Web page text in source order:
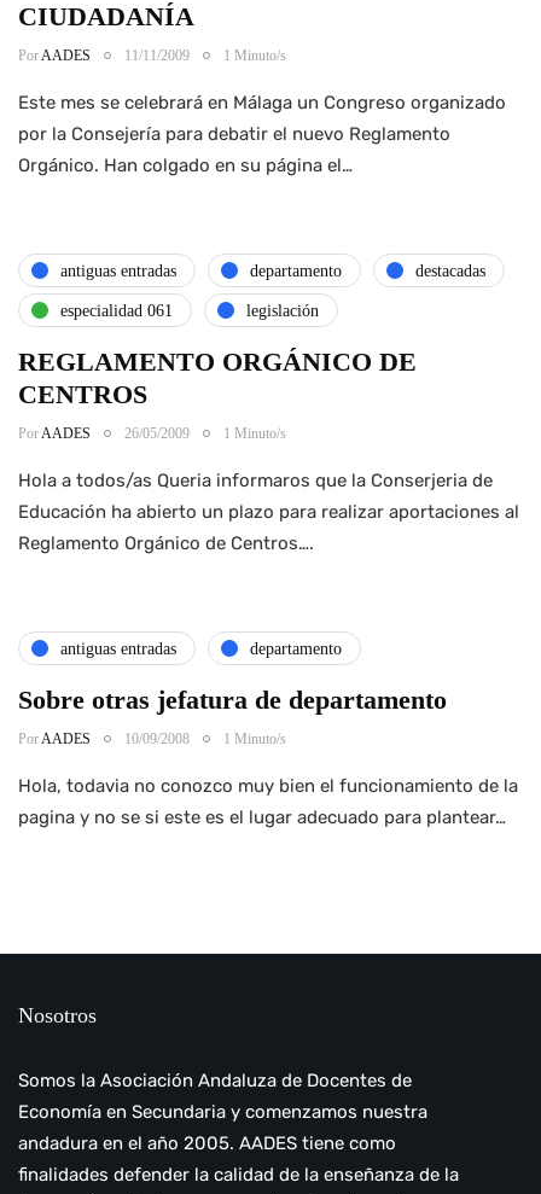
CIUDADANÍA
PorAADES 11/11/2009 1 Minuto/s
Este mes se celebrará en Málaga un Congreso organizado
por la Consejería para debatir el nuevo Reglamento
Orgánico. Han colgado en su página el…
antiguas entradas departamento destacadas
especialidad 061 legislación
REGLAMENTO ORGÁNICO DE
CENTROS
PorAADES 26/05/2009 1 Minuto/s
Hola a todos/as Queria informaros que la Conserjeria de
Educación ha abierto un plazo para realizar aportaciones al
Reglamento Orgánico de Centros….
antiguas entradas departamento
Sobre otras jefatura de departamento
PorAADES 10/09/2008 1 Minuto/s
Hola, todavia no conozco muy bien el funcionamiento de la
pagina y no se si este es el lugar adecuado para plantear…
Nosotros
Somos la Asociación Andaluza de Docentes de
Economía en Secundaria y comenzamos nuestra
andadura en el año 2005. AADES tiene como
finalidades defender la calidad de la enseñanza de la